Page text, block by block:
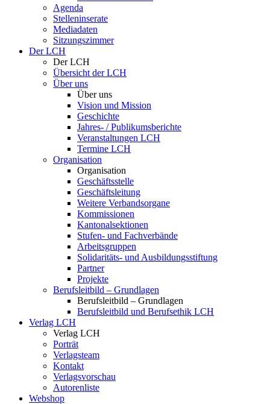
Agenda
Stelleninserate
Mediadaten
Sitzungszimmer
Der LCH
Der LCH
Übersicht der LCH
Über uns
Über uns
Vision und Mission
Geschichte
Jahres- / Publikumsberichte
Veranstaltungen LCH
Termine LCH
Organisation
Organisation
Geschäftsstelle
Geschäftsleitung
Weitere Verbandsorgane
Kommissionen
Kantonalsektionen
Stufen- und Fachverbände
Arbeitsgruppen
Solidaritäts- und Ausbildungsstiftung
Partner
Projekte
Berufsleitbild – Grundlagen
Berufsleitbild – Grundlagen
Berufsleitbild und Berufsethik LCH
Verlag LCH
Verlag LCH
Porträt
Verlagsteam
Kontakt
Verlagsvorschau
Autorenliste
Webshop